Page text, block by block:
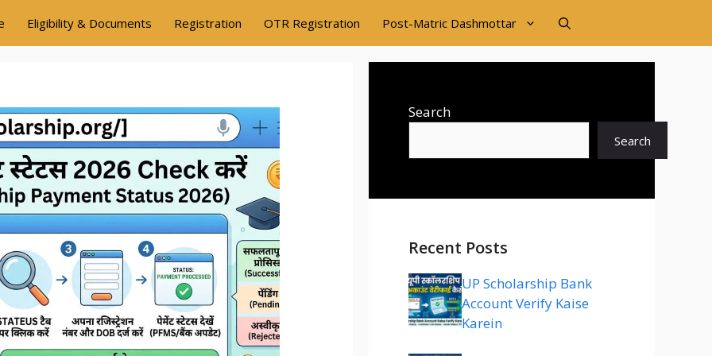
Eligibility & Documents Registration OTR Registration Post-Matric Dashmottar
Search
Search
Recent Posts
UP Scholarship Bank
Account Verify Kaise
Karein